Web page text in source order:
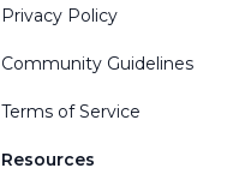
Privacy Policy
Community Guidelines
Terms of Service
Resources